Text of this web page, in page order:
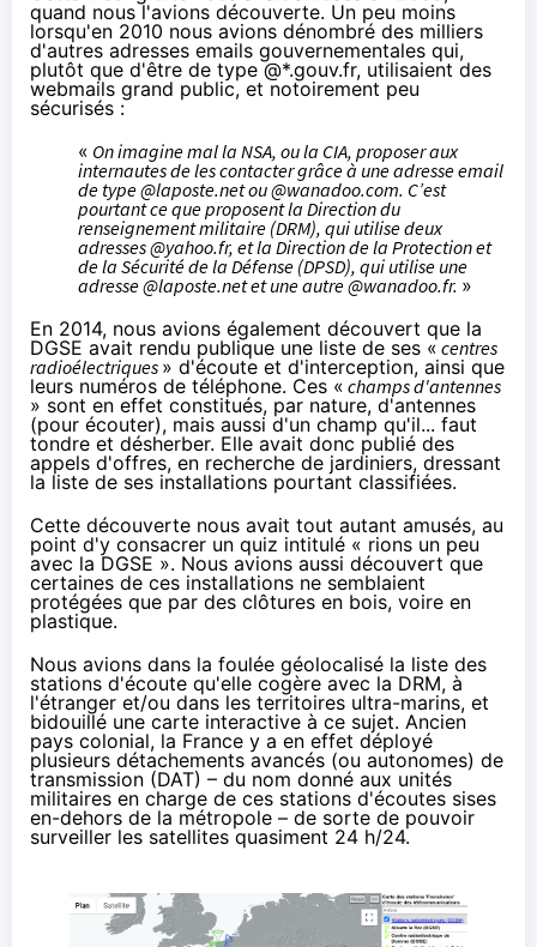
quand nous l'avions découverte. Un peu moins
lorsqu'en 2010 nous avions dénombré des milliers
d'autres adresses emails gouvernementales qui,
plutôt que d'être de type @*.gouv.fr, utilisaient des
webmails grand public, et notoirement peu
sécurisés :
« On imagine mal la NSA, ou la CIA, proposer aux
internautes de les contacter grâce à une adresse email
de type @laposte.net ou @wanadoo.com. C’est
pourtant ce que proposent la Direction du
renseignement militaire (DRM), qui utilise deux
adresses @yahoo.fr, et la Direction de la Protection et
de la Sécurité de la Défense (DPSD), qui utilise une
adresse @laposte.net et une autre @wanadoo.fr. »
En 2014, nous avions également découvert que la
DGSE avait rendu publique une liste de ses «centres
radioélectriques » d'écoute et d'interception, ainsi que
leurs numéros de téléphone. Ces « champs d'antennes
» sont en effet constitués, par nature, d'antennes
(pour écouter), mais aussi d'un champ qu'il... faut
tondre et désherber. Elle avait donc publié des
appels d'offres, en recherche de jardiniers, dressant
la liste de ses installations pourtant classifiées.
Cette découverte nous avait tout autant amusés, au
point d'y consacrer un quiz intitulé « rions un peu
avec la DGSE ». Nous avions aussi découvert que
certaines de ces installations ne semblaient
protégées que par des clôtures en bois, voire en
plastique.
Nous avions dans la foulée géolocalisé la liste des
stations d'écoute qu'elle cogère avec la DRM, à
l'étranger et/ou dans les territoires ultra-marins, et
bidouillé une carte interactive à ce sujet. Ancien
pays colonial, la France y a en effet déployé
plusieurs détachements avancés (ou autonomes) de
transmission (DAT) – du nom donné aux unités
militaires en charge de ces stations d'écoutes sises
en-dehors de la métropole – de sorte de pouvoir
surveiller les satellites quasiment 24 h/24.